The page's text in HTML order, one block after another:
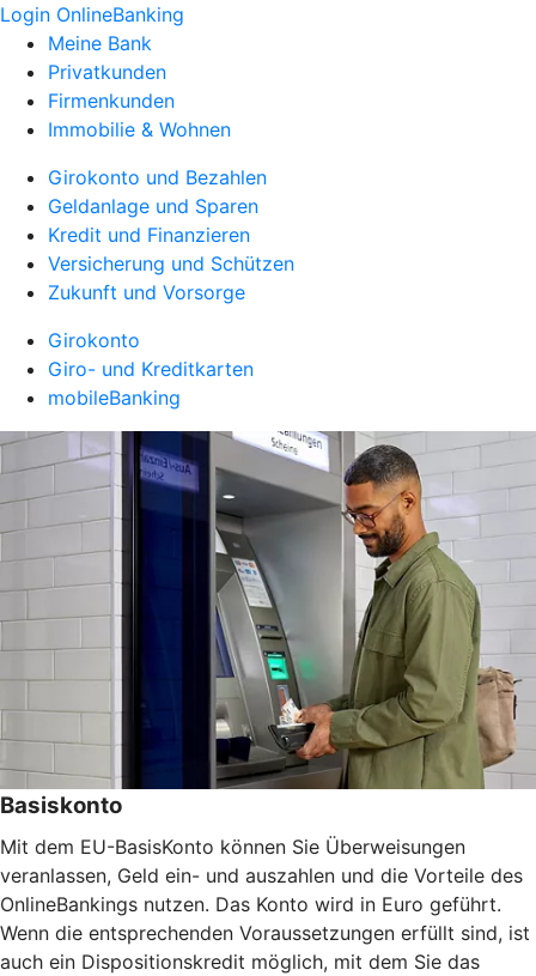
Login OnlineBanking
Meine Bank
Privatkunden
Firmenkunden
Immobilie & Wohnen
Girokonto und Bezahlen
Geldanlage und Sparen
Kredit und Finanzieren
Versicherung und Schützen
Zukunft und Vorsorge
Girokonto
Giro- und Kreditkarten
mobileBanking
Basiskonto
Mit dem EU-BasisKonto können Sie Überweisungen
veranlassen, Geld ein- und auszahlen und die Vorteile des
OnlineBankings nutzen. Das Konto wird in Euro geführt.
Wenn die entsprechenden Voraussetzungen erfüllt sind, ist
auch ein Dispositionskredit möglich, mit dem Sie das